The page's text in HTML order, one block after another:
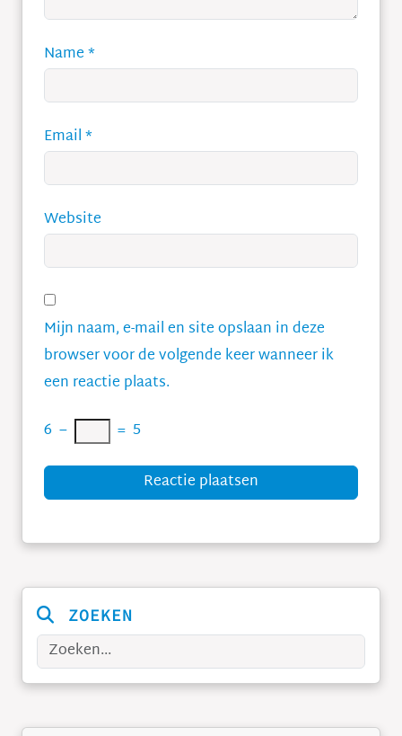
Name*
Email*
Website
Mijn naam, e-mail en site opslaan in deze
browser voor de volgende keer wanneer ik
een reactie plaats.
6 − = 5
Reactie plaatsen
ZOEKEN
Zoeken